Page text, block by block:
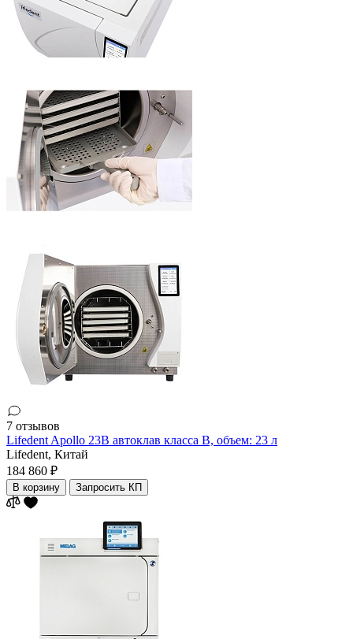
7 отзывов
Lifedent Apollo 23B автоклав класса В, объем: 23 л
Lifedent, Китай
184 860 ₽
В корзину Запросить КП